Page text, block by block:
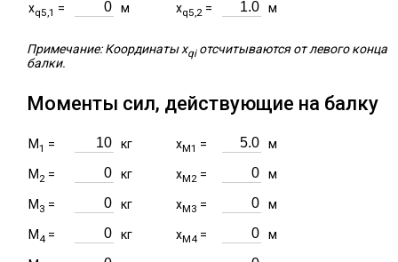
xq5,1 = м xq5,2 = м
Примечание: Координаты xqiотсчитываются от левого конца
балки.
Моменты сил, действующие на балку
M1 = кг xM1 = м
M 2 = кг xM2 = м
M 3 = кг xM3 = м
M 4 = кг xM4 = м